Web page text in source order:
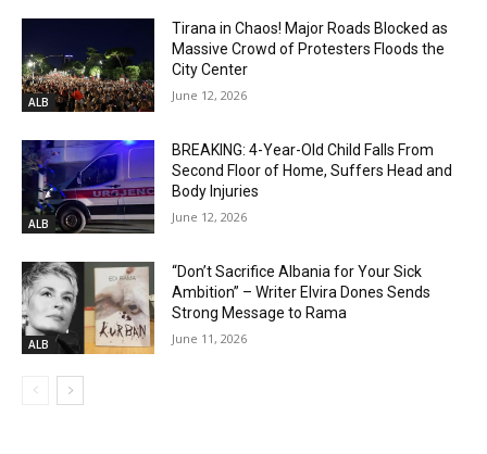
ALB
Tirana in Chaos! Major Roads Blocked as
Massive Crowd of Protesters Floods the
City Center
June 12, 2026
ALB
BREAKING: 4-Year-Old Child Falls From
Second Floor of Home, Suffers Head and
Body Injuries
June 12, 2026
ALB
“Don’t Sacrifice Albania for Your Sick
Ambition” – Writer Elvira Dones Sends
Strong Message to Rama
June 11, 2026